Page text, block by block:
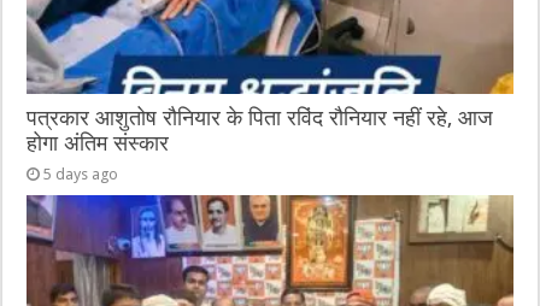
पत्रकार आशुतोष रौनियार के पिता रविंद रौनियार नहीं रहे, आज
होगा अंतिम संस्कार
5 days ago